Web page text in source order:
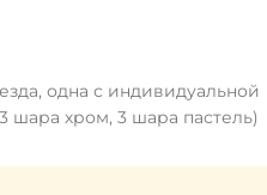
одна с индивидуальной
шара хром, 3 шара пастель)